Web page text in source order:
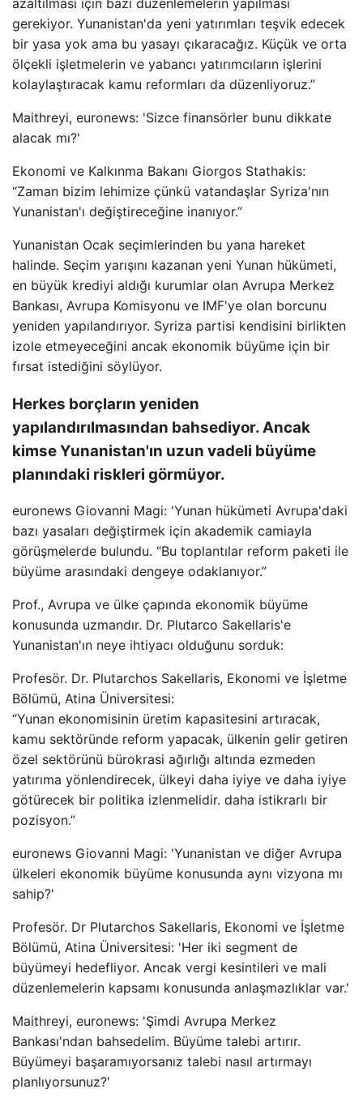
azaltılması için bazı düzenlemelerin yapılması
gerekiyor. Yunanistan'da yeni yatırımları teşvik edecek
bir yasa yok ama bu yasayı çıkaracağız. Küçük ve orta
ölçekli işletmelerin ve yabancı yatırımcıların işlerini
kolaylaştıracak kamu reformları da düzenliyoruz.”
Maithreyi, euronews: 'Sizce finansörler bunu dikkate
alacak mı?'
Ekonomi ve Kalkınma Bakanı Giorgos Stathakis:
“Zaman bizim lehimize çünkü vatandaşlar Syriza'nın
Yunanistan'ı değiştireceğine inanıyor.”
Yunanistan Ocak seçimlerinden bu yana hareket
halinde. Seçim yarışını kazanan yeni Yunan hükümeti,
en büyük krediyi aldığı kurumlar olan Avrupa Merkez
Bankası, Avrupa Komisyonu ve IMF'ye olan borcunu
yeniden yapılandırıyor. Syriza partisi kendisini birlikten
izole etmeyeceğini ancak ekonomik büyüme için bir
fırsat istediğini söylüyor.
Herkes borçların yeniden
yapılandırılmasından bahsediyor. Ancak
kimse Yunanistan'ın uzun vadeli büyüme
planındaki riskleri görmüyor.
euronews Giovanni Magi: 'Yunan hükümeti Avrupa'daki
bazı yasaları değiştirmek için akademik camiayla
görüşmelerde bulundu. “Bu toplantılar reform paketi ile
büyüme arasındaki dengeye odaklanıyor.”
Prof., Avrupa ve ülke çapında ekonomik büyüme
konusunda uzmandır. Dr. Plutarco Sakellaris'e
Yunanistan'ın neye ihtiyacı olduğunu sorduk:
Profesör. Dr. Plutarchos Sakellaris, Ekonomi ve İşletme
Bölümü, Atina Üniversitesi:
“Yunan ekonomisinin üretim kapasitesini artıracak,
kamu sektöründe reform yapacak, ülkenin gelir getiren
özel sektörünü bürokrasi ağırlığı altında ezmeden
yatırıma yönlendirecek, ülkeyi daha iyiye ve daha iyiye
götürecek bir politika izlenmelidir. daha istikrarlı bir
pozisyon.”
euronews Giovanni Magi: 'Yunanistan ve diğer Avrupa
ülkeleri ekonomik büyüme konusunda aynı vizyona mı
sahip?'
Profesör. Dr Plutarchos Sakellaris, Ekonomi ve İşletme
Bölümü, Atina Üniversitesi: 'Her iki segment de
büyümeyi hedefliyor. Ancak vergi kesintileri ve mali
düzenlemelerin kapsamı konusunda anlaşmazlıklar var.'
Maithreyi, euronews: 'Şimdi Avrupa Merkez
Bankası'ndan bahsedelim. Büyüme talebi artırır.
Büyümeyi başaramıyorsanız talebi nasıl artırmayı
planlıyorsunuz?'